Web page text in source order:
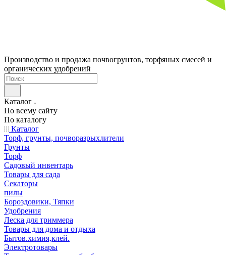
Производство и продажа почвогрунтов, торфяных смесей и
органических удобрений
Каталог
По всему сайту
По каталогу
Каталог
Торф, грунты, почворазрыхлители
Грунты
Торф
Садовый инвентарь
Товары для сада
Секаторы
пилы
Бороздовики, Тяпки
Удобрения
Леска для триммера
Товары для дома и отдыха
Бытов.химия,клей.
Электротовары